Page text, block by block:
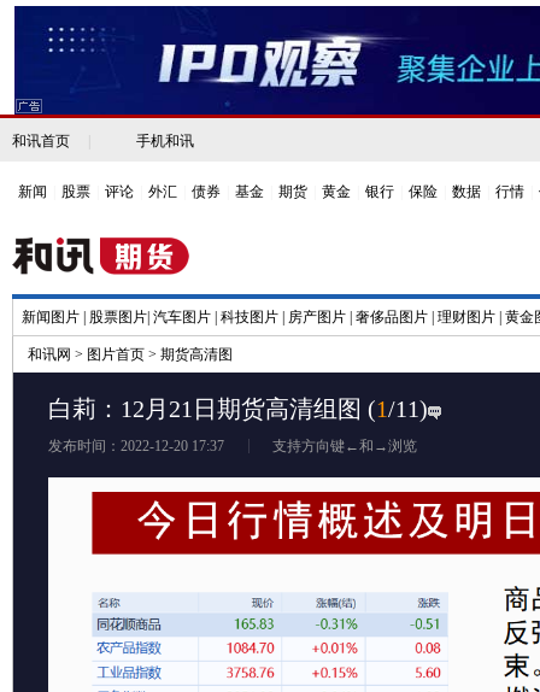
和讯首页 手机和讯
新闻 股票 评论 外汇 债券 基金 期货 黄金 银行 保险 数据 行情
新闻图片 股票图片 汽车图片 科技图片 房产图片 奢侈品图片 理财图片 黄金
和讯网 > 图片首页 > 期货高清图
白莉：12月21日期货高清组图 (1/11)
发布时间：2022-12-20 17:37 支持方向键←和→浏览